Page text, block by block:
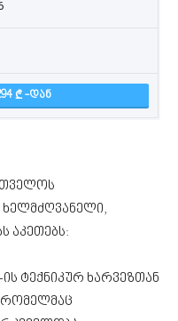
-ᲓᲐᲜ
აკეთებს:
ტექნიკურ ხარვეზთან
რომელმაც